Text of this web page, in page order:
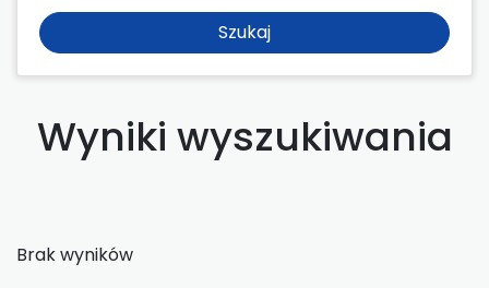
Szukaj
Wyniki wyszukiwania
Brak wyników